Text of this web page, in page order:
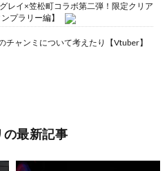
レイ×笠松町コラボ第二弾！限定クリア
プラリー編】
チャンミについて考えたり【Vtuber】
の最新記事